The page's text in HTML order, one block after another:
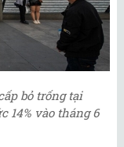
bỏ trống tại
14% vào tháng 6